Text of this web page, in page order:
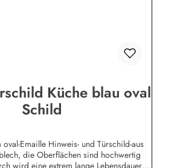
Küche blau oval
Schild
Emaille Hinweis- und Türschild-aus
die Oberflächen sind hochwertig
wird eine extrem lange Lebensdauer